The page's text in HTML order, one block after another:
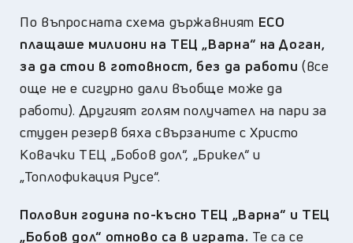
По въпросната схема държавният ЕСО
плащаше милиони на ТЕЦ „Варна“ на Доган,
за да стои в готовност, без да работи (все
още не е сигурно дали въобще може да
работи). Другият голям получател на пари за
студен резерв бяха свързаните с Христо
Ковачки ТЕЦ „Бобов дол“, „Брикел“ и
„Топлофикация Русе“.
Половин година по-късно ТЕЦ „Варна“ и ТЕЦ
„Бобов дол“ отново са в играта. Те са се